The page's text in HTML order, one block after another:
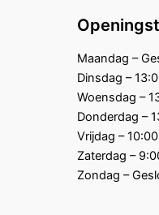
Maandag –
Dinsdag –
Woensdag –
Donderdag –
Vrijdag –
Zaterdag –
Zondag –